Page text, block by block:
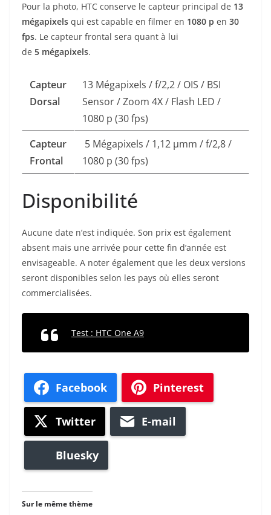
Pour la photo, HTC conserve le capteur principal de 13
mégapixels qui est capable en filmer en 1080 p en 30
fps. Le capteur frontal sera quant à lui
de 5 mégapixels.
Capteur
Dorsal
13 Mégapixels / f/2,2 / OIS / BSI
Sensor / Zoom 4X / Flash LED /
1080 p (30 fps)
Capteur
Frontal
5 Mégapixels / 1,12 µmm / f/2,8 /
1080 p (30 fps)
Disponibilité
Aucune date n’est indiquée. Son prix est également
absent mais une arrivée pour cette fin d’année est
envisageable. A noter également que les deux versions
seront disponibles selon les pays où elles seront
commercialisées.
Test : HTC One A9
Facebook Pinterest
Twitter E-mail
Bluesky
Sur le même thème